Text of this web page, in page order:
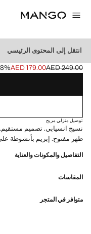
انتقل إلى المحتوى الرئيسي
فستان هالتر بنقشة زهور
السعر الأول محذوف [AED 249.00 ]
AED 249.00
السعر الحالي [AED 179.00 ]AED 179.00
حدد اللون
توصيل منزلي مريح
نسيج انسيابي. تصميم
ظهر مفتوح. إبزيم بأنشوطة
التفاصيل والمكونات والعناية
المقاسات
متوافر في المتجر